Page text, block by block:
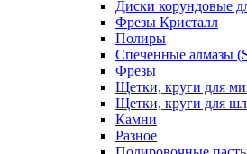
Диски корундовые
Фрезы Кристалл
Полиры
Спеченные алмазы
Фрезы
Щетки, круги для
Щетки, круги для
Камни
Разное